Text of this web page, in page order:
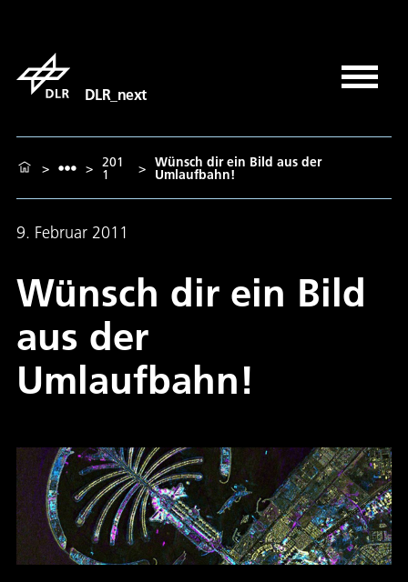
DLR_next
> > 201
1 > Wünsch dir ein Bild aus der
Umlaufbahn!
9. Februar 2011
Wünsch dir ein Bild
aus der
Umlaufbahn!